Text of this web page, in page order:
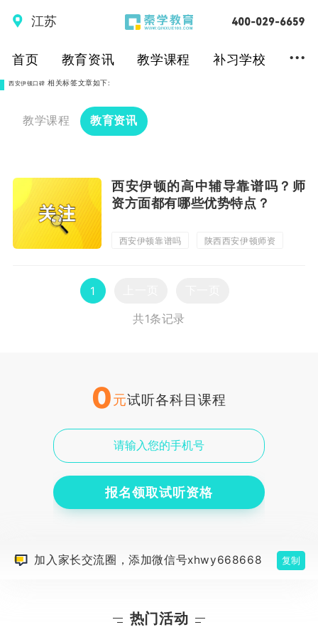
江苏
首页 教育资讯 教学课程 补习学校 ...
西安伊顿口碑 相关标签文章如下:
教学课程 教育资讯
西安伊顿的高中辅导靠谱吗？师
资方面都有哪些优势特点？
西安伊顿靠谱吗
陕西西安伊顿师资
1
共1条记录
0元试听各科目课程
报名领取试听资格
加入家长交流圈，添加微信号xhwy668668 复制
热门活动